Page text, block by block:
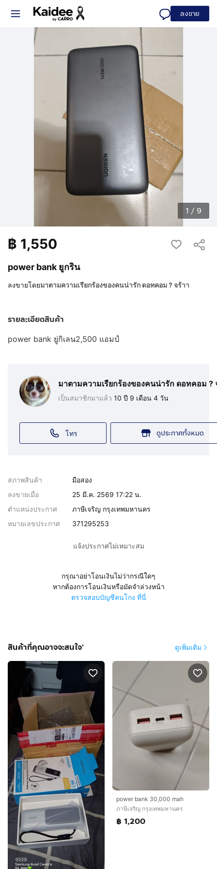
ลงขาย
1 / 9
power bank ยูกริน
฿ 1,550
ลงขายโดยมาตามความเรียกร้องของคนน่ารัก ดอทคอม ? จร้าา
รายละเอียดสินค้า
power bank ยู่กิเลน2,500 แอมป์
มาตามความเรียกร้องของคนน่ารัก ดอทคอม ?
เป็นสมาชิกมาแล้ว 10 ปี 9 เดือน 4 วัน
โทร ดูประกาศทั้งหมด
สภาพสินค้า
มือสอง
ลงขายเมื่อ
25 มี.ค. 2569 17:22 น.
ตำแหน่งประกาศ
ภาษีเจริญ กรุงเทพมหานคร
หมายเลขประกาศ
371295253
แจ้งประกาศไม่เหมาะสม
กรุณาอย่าโอนเงินไม่ว่ากรณีใดๆ
หากต้องการโอนเงินหรือมัดจำล่วงหน้า
ตรวจสอบบัญชีคนโกง ที่นี่
สินค้าที่คุณอาจจะสนใจ' ดูเพิ่มเติม
power bank 30,000 mah
ภาษีเจริญ กรุงเทพมหานคร
฿ 1,200